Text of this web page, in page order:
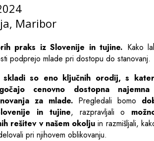
Maribor
praks iz Slovenije in tujine. Kako
podprejo mlade pri dostopu do stanovanj.
skladi so eno ključnih orodij, s
cenovno dostopna
za mlade. Pregledali bomo
in tujine, razpravljali o
rešitev v našem okolju in razmišljali,
pri njihovem oblikovanju.